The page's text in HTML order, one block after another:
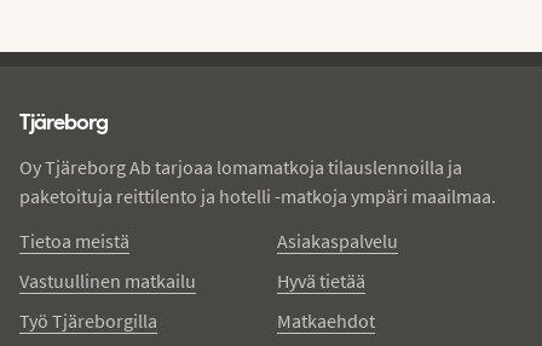
Tjäreborg
Oy Tjäreborg Ab tarjoaa lomamatkoja tilauslennoilla ja
paketoituja reittilento ja hotelli -matkoja ympäri maailmaa.
Tietoa meistä
Vastuullinen matkailu
Työ Tjäreborgilla
Asiakaspalvelu
Hyvä tietää
Matkaehdot